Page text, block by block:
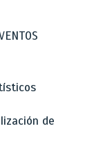
de